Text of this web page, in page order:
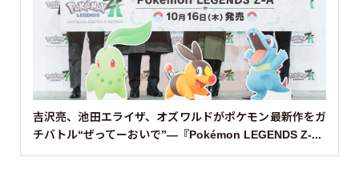
吉沢亮、池田エライザ、オズワルドがポケモン最新作をガ
チバトル“ぜってーおいで”—『Pokémon LEGENDS Z-...